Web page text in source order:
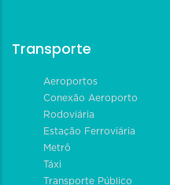
Transporte
Aeroportos
Conexão Aeroporto
Rodoviária
Estação Ferroviária
Metrô
Táxi
Transporte Público